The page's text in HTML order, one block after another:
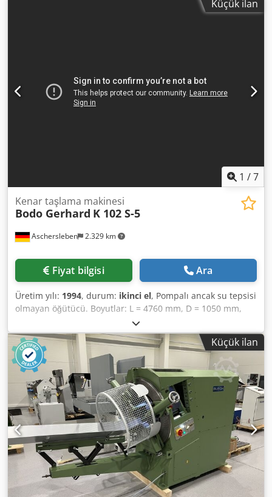
Küçük ilan
1 /7
Aschersleben 2.329 km
Kenar taşlama makinesi
Bodo Gerhard K 102 S-5
Fiyat bilgisi Ara
Üretim yılı: 1994, durum: ikinci el, Pompalı ancak su tepsisi
olmayan öğütücü. Boyutlar: L = 4760 mm, D = 1050 mm,
Dcodpfxjlp H D Eo Ag Esk H = 2200 mm, Çalışma yüksekliği:
760 mm.
Küçük ilan